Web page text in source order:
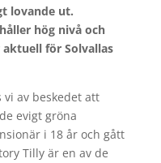
lovande ut.
hög nivå och
för Solvallas
vi av beskedet att
evigt gröna
i 18 år och gått
Tilly är en av de